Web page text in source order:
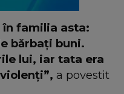
în familia asta:
bărbați buni.
lui, iar tata era
a povestit